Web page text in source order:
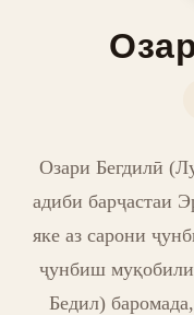
Озари Бегдилӣ
адиби барҷастаи
яке аз сарони
ҷунбиш
Бедил)